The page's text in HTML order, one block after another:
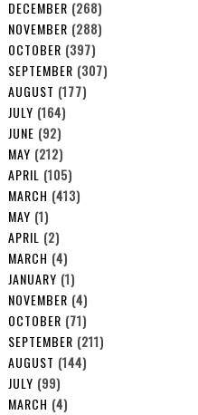
DECEMBER (268)
NOVEMBER (288)
OCTOBER (397)
SEPTEMBER (307)
AUGUST (177)
JULY (164)
JUNE (92)
MAY (212)
APRIL (105)
MARCH (413)
MAY (1)
APRIL (2)
MARCH (4)
JANUARY (1)
NOVEMBER (4)
OCTOBER (71)
SEPTEMBER (211)
AUGUST (144)
JULY (99)
MARCH (4)